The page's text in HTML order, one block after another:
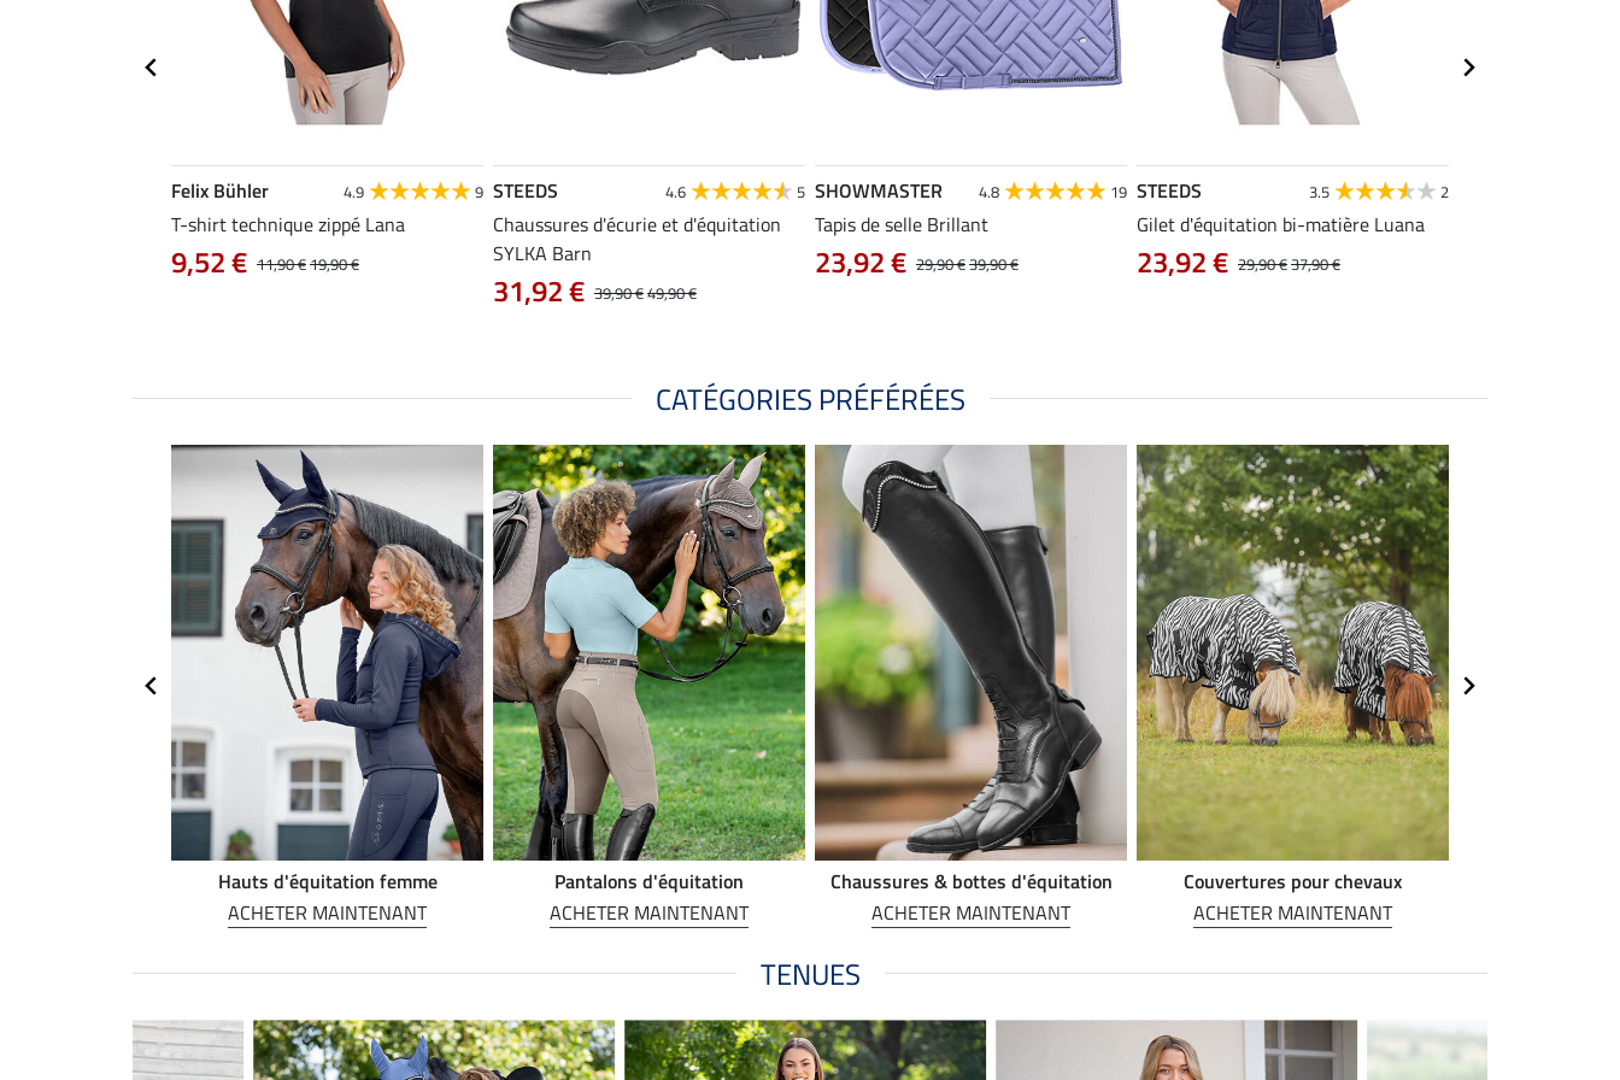
Felix Bühler 4.9 9
T-shirt technique zippé Lana
11,90 €19,90 €
9,52 €
STEEDS 4.6 5
Chaussures d'écurie et d'équitation
SYLKA Barn
39,90 €49,90 €
31,92 €
SHOWMASTER 4.8 19
Tapis de selle Brillant
29,90 €39,90 €
23,92 €
STEEDS 3.5 2
Gilet d'équitation bi-matière Luana
29,90 €37,90 €
23,92 €
CATÉGORIES PRÉFÉRÉES
Hauts d'équitation femme
ACHETER MAINTENANT
Pantalons d'équitation
ACHETER MAINTENANT
Chaussures & bottes d'équitation
ACHETER MAINTENANT
Couvertures pour chevaux
ACHETER MAINTENANT
TENUES